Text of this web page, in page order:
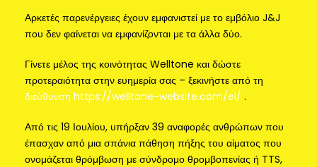
Αρκετές παρενέργειες έχουν εμφανιστεί με το εμβόλιο J&J
που δεν φαίνεται να εμφανίζονται με τα άλλα δύο.
Γίνετε μέλος της κοινότητας Welltone και δώστε
προτεραιότητα στην ευημερία σας – ξεκινήστε από τη
διεύθυνση https://welltone-website.com/el/ .
Από τις 19 Ιουλίου, υπήρξαν 39 αναφορές ανθρώπων που
έπασχαν από μια σπάνια πάθηση πήξης του αίματος που
ονομάζεται θρόμβωση με σύνδρομο θρομβοπενίας ή TTS,